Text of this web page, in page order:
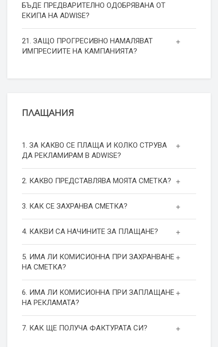
БЪДЕ ПРЕДВАРИТЕЛНО ОДОБРЯВАНА ОТ
ЕКИПА НА ADWISE?
21. ЗАЩО ПРОГРЕСИВНО НАМАЛЯВАТ
ИМПРЕСИИТЕ НА КАМПАНИЯТА?
ПЛАЩАНИЯ
1. ЗА КАКВО СЕ ПЛАЩА И КОЛКО СТРУВА
ДА РЕКЛАМИРАМ В ADWISE?
2. КАКВО ПРЕДСТАВЛЯВА МОЯТА СМЕТКА?
3. КАК СЕ ЗАХРАНВА СМЕТКА?
4. КАКВИ СА НАЧИНИТЕ ЗА ПЛАЩАНЕ?
5. ИМА ЛИ КОМИСИОННА ПРИ ЗАХРАНВАНЕ
НА СМЕТКА?
6. ИМА ЛИ КОМИСИОННА ПРИ ЗАПЛАЩАНЕ
НА РЕКЛАМАТА?
7. КАК ЩЕ ПОЛУЧА ФАКТУРАТА СИ?